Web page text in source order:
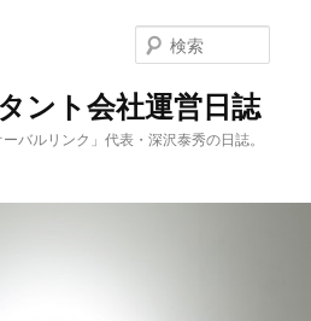
ント会社運営日誌
バルリンク」代表・深沢泰秀の日誌。
索